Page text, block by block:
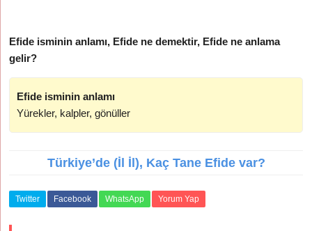
Efide isminin anlamı, Efide ne demektir, Efide ne anlama
gelir?
Efide isminin anlamı
Yürekler, kalpler, gönüller
Türkiye’de (İl İl), Kaç Tane Efide var?
Twitter Facebook WhatsApp Yorum Yap